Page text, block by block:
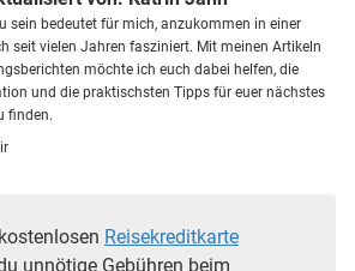
sein bedeutet für mich, anzukommen in einer
seit vielen Jahren fasziniert. Mit meinen Artikeln
möchte ich euch dabei helfen, die
und die praktischsten Tipps für euer nächstes
finden.
Reisekreditkarte
unnötige Gebühren beim